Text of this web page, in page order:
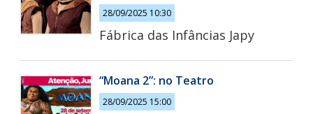
28/09/2025 10:30
Fábrica das Infâncias Japy
“Moana 2”: no Teatro
28/09/2025 15:00